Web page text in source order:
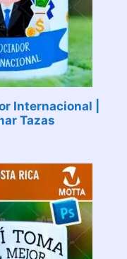
Internacional |
Tazas